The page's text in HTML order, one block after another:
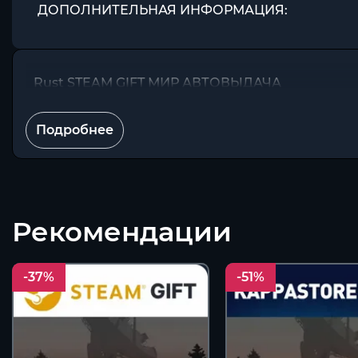
ДОПОЛНИТЕЛЬНАЯ ИНФОРМАЦИЯ:
Rust STEAM GIFT МИР АВТОВЫДАЧА
Подробнее
Рекомендации
-37% -51%